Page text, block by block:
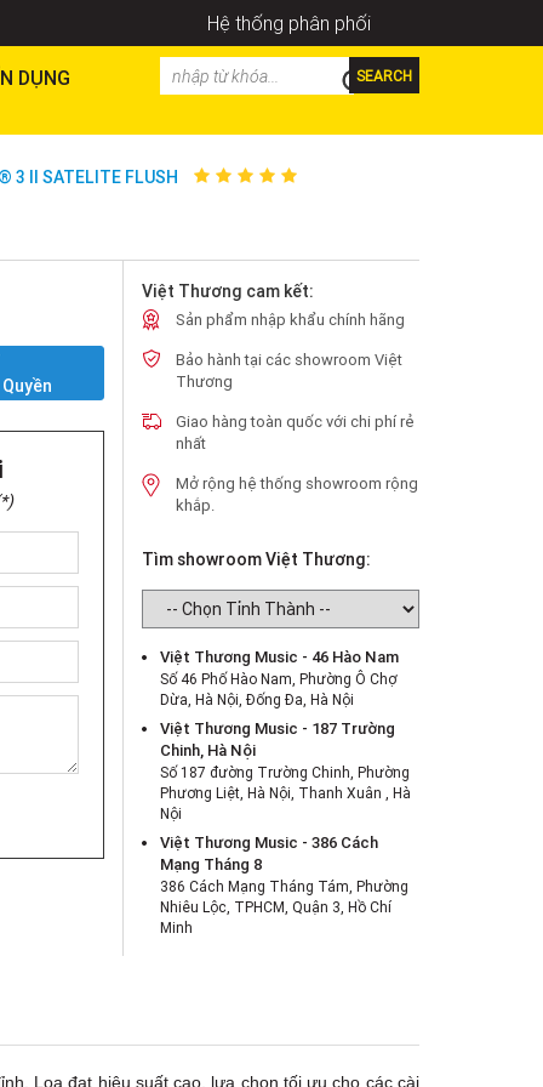
Hệ thống phân phối
DỤNG SEARCH
3 II SATELITE FLUSH
Việt Thương cam kết:
Sản phẩm nhập khẩu chính hãng
Bảo hành tại các showroom Việt
Thương
Giao hàng toàn quốc với chi phí rẻ
nhất
Mở rộng hệ thống showroom rộng
khắp.
Tìm showroom Việt Thương:
Việt Thương Music - 46 Hào Nam
Số 46 Phố Hào Nam, Phường Ô Chợ
Dừa, Hà Nội, Đống Đa, Hà Nội
Việt Thương Music - 187 Trường
Chinh, Hà Nội
Số 187 đường Trường Chinh, Phường
Phương Liệt, Hà Nội, Thanh Xuân , Hà
Nội
Việt Thương Music - 386 Cách
Mạng Tháng 8
386 Cách Mạng Tháng Tám, Phường
Nhiêu Lộc, TPHCM, Quận 3, Hồ Chí
Minh
Việt Thương Music - 180 Võ Thị Sáu
180B Võ Thị Sáu, Phường Xuân Hòa,
Loa đạt hiệu suất cao, lựa chọn tối ưu cho các cài